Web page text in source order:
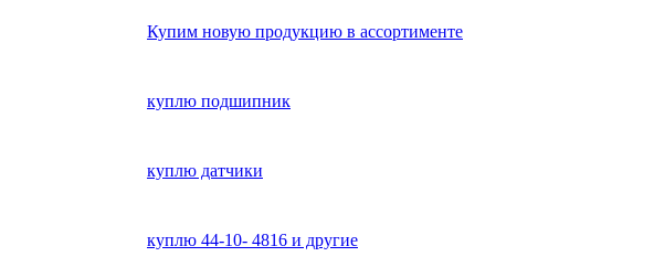
Купим новую продукцию в ассортименте
куплю подшипник
куплю датчики
куплю 44-10- 4816 и другие